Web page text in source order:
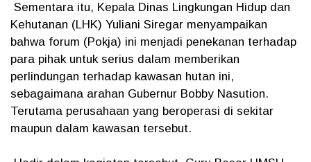
Sementara itu, Kepala Dinas Lingkungan Hidup dan
Kehutanan (LHK) Yuliani Siregar menyampaikan
bahwa forum (Pokja) ini menjadi penekanan terhadap
para pihak untuk serius dalam memberikan
perlindungan terhadap kawasan hutan ini,
sebagaimana arahan Gubernur Bobby Nasution.
Terutama perusahaan yang beroperasi di sekitar
maupun dalam kawasan tersebut.